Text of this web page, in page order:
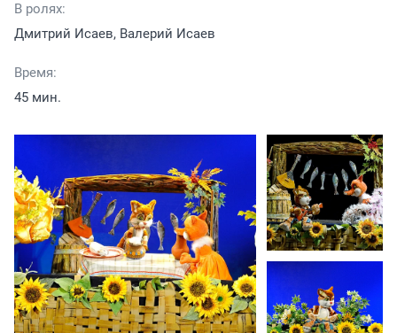
В ролях:
Дмитрий Исаев, Валерий Исаев
Время:
45 мин.